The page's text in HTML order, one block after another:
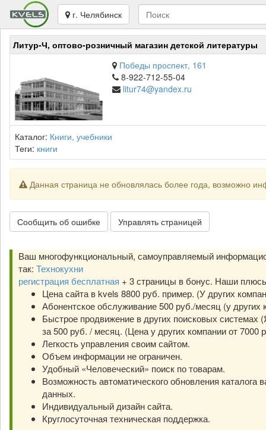
г. Челябинск
Литур-Ч, оптово-розничный магазин детской литературы
Победы проспект, 161
8-922-712-55-04
litur74@yandex.ru
Каталог: Книги, учебники
Теги: книги
Данная страница не обновлялась более года, возможно
Сообщить об ошибке Управлять страницей
Ваш многофункциональный, самоуправляемый
так: Технокухни
регистрация бесплатная + 3 страницы в бонус. Наши
Цена сайта в kvels 8800 руб. пример. (У других
Абонентское обслуживание 500 руб./месяц (у других
Быстрое продвижение в других поисковых системах
за 500 руб. / месяц. (Цена у других компании от 7000
Легкость управления своим сайтом.
Объем информации не ограничен.
Удобный «Человеческий» поиск по товарам.
Возможность автоматического обновления каталога
данных.
Индивидуальный дизайн сайта.
Круглосуточная техническая поддержка.